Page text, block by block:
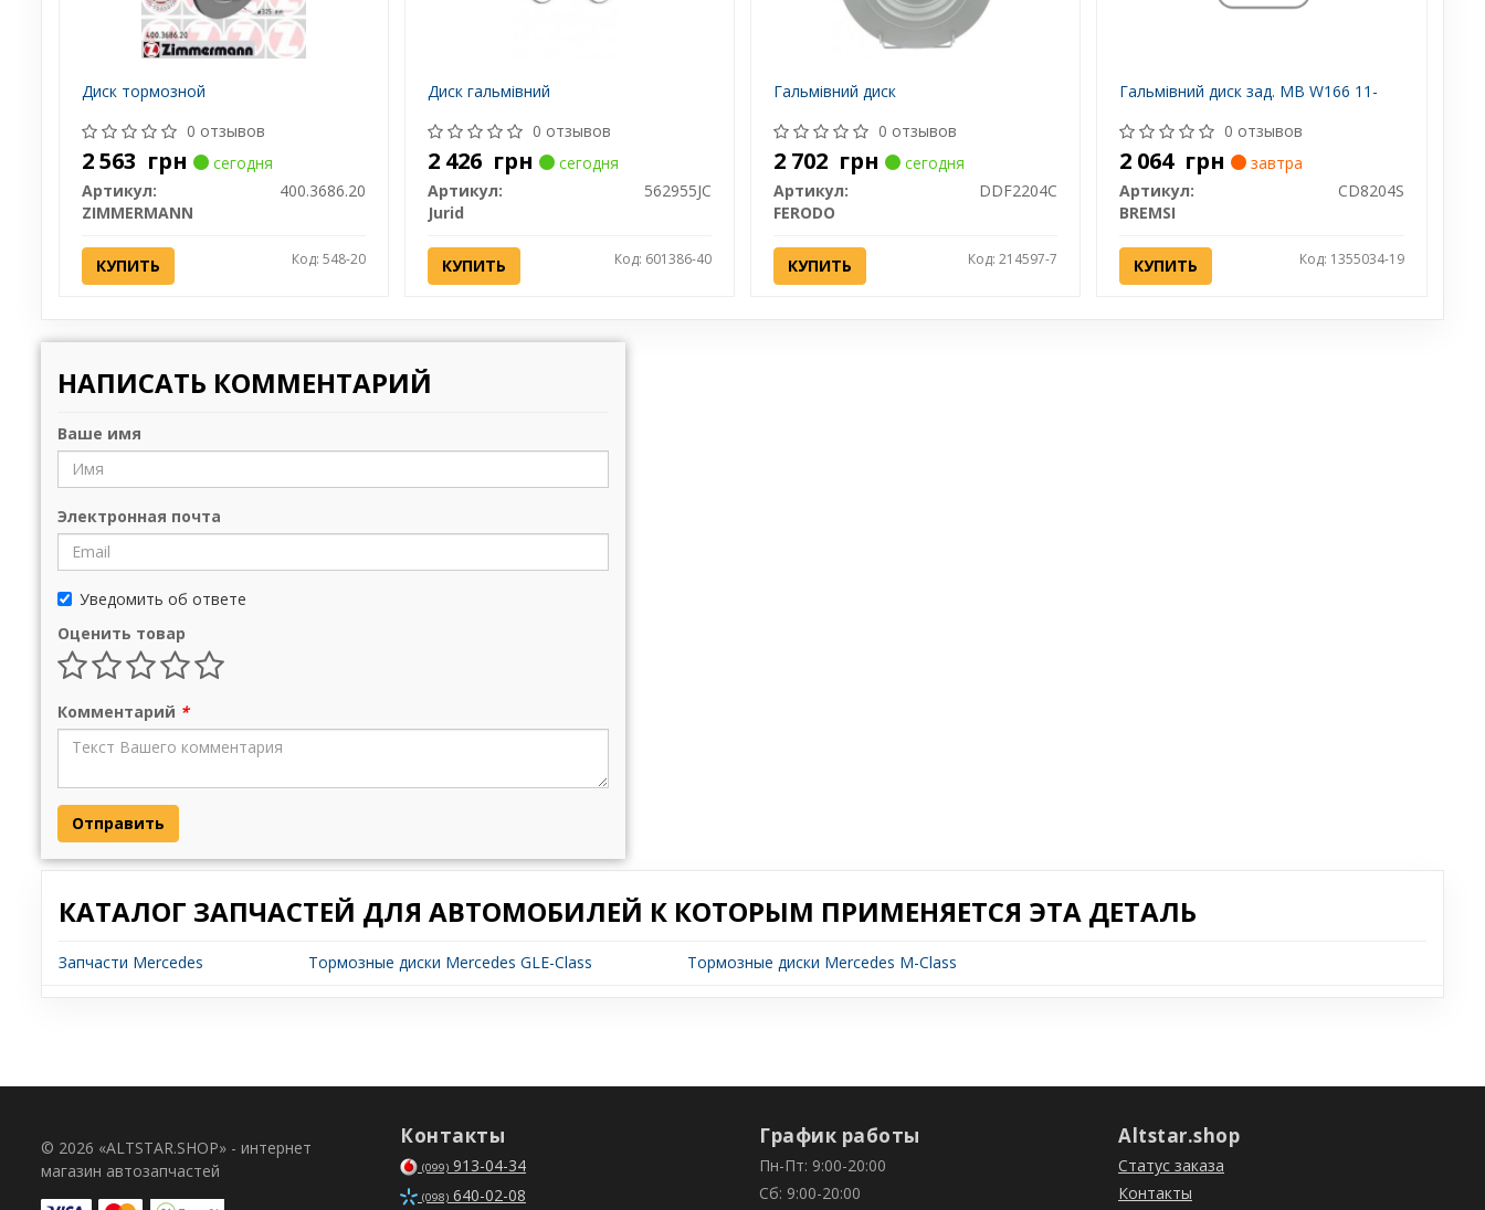
Диск тормозной
0 отзывов
2 563 грн
сегодня
Артикул:
400.3686.20
ZIMMERMANN
КУПИТЬ Код: 548-20
Диск гальмівний
0 отзывов
2 426 грн
сегодня
Артикул:
562955JC
Jurid
КУПИТЬ Код: 601386-40
Гальмівний диск
0 отзывов
2 702 грн
сегодня
Артикул:
DDF2204C
FERODO
КУПИТЬ Код: 214597-7
Гальмівний диск зад. MB W166 11-
0 отзывов
2 064 грн
завтра
Артикул:
CD8204S
BREMSI
КУПИТЬ Код: 1355034-19
НАПИСАТЬ КОММЕНТАРИЙ
Ваше имя
Электронная почта
Уведомить об ответе
Оценить товар
Комментарий *
Отправить
КАТАЛОГ ЗАПЧАСТЕЙ ДЛЯ АВТОМОБИЛЕЙ К КОТОРЫМ ПРИМЕНЯЕТСЯ ЭТА ДЕТАЛЬ
Запчасти Mercedes Тормозные диски Mercedes GLE-Class Тормозные диски Mercedes M-Class
© 2026 «ALTSTAR.SHOP» - интернет
магазин автозапчастей
Контакты
(099) 913-04-34
(098) 640-02-08
График работы
Пн-Пт: 9:00-20:00
Сб: 9:00-20:00
Altstar.shop
Статус заказа
Контакты